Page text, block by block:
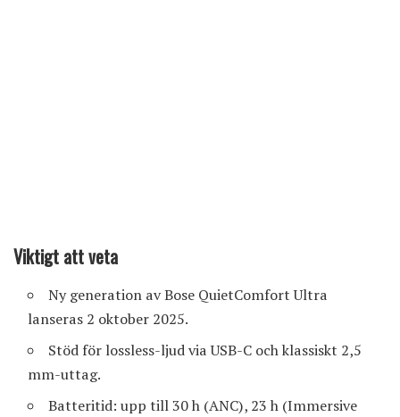
Viktigt att veta
Ny generation av Bose QuietComfort Ultra
lanseras 2 oktober 2025.
Stöd för lossless-ljud via USB-C och klassiskt 2,5
mm-uttag.
Batteritid: upp till 30 h (ANC), 23 h (Immersive